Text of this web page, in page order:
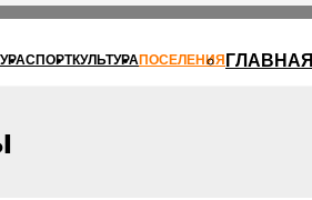
СПОРТКУЛЬТУРАПОСЕЛЕНИЯ ГЛАВНАЯ